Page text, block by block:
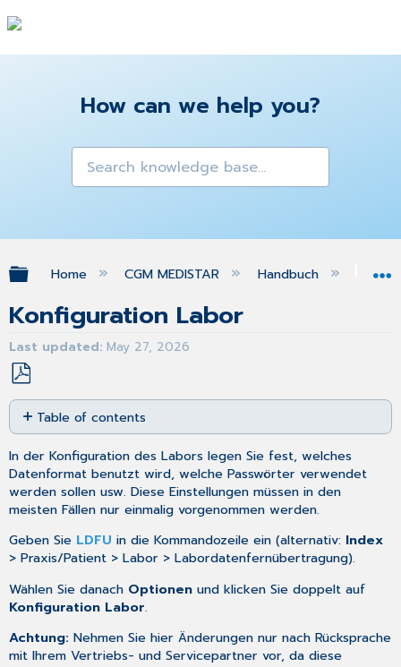
How can we help you?
Expand/collapse global hierarchy
Home CGM MEDISTAR Handbuch
Konfiguration Labor
Last updated May 27, 2026
Save
as
PDF
Table of contents
Verbindungsaufbau
Register
Laborsystem
Register
Erweitert
Bereich
In der Konfiguration des Labors legen Sie fest, welches
Datenformat benutzt wird, welche Passwörter verwendet
werden sollen usw. Diese Einstellungen müssen in den
meisten Fällen nur einmalig vorgenommen werden.
Geben Sie LDFU in die Kommandozeile ein (alternativ: Index
> Praxis/Patient > Labor > Labordatenfernübertragung).
Wählen Sie danach Optionen und klicken Sie doppelt auf
Konfiguration Labor.
Achtung:Nehmen Sie hier Änderungen nur nach Rücksprache
mit Ihrem Vertriebs- und Servicepartner vor, da diese